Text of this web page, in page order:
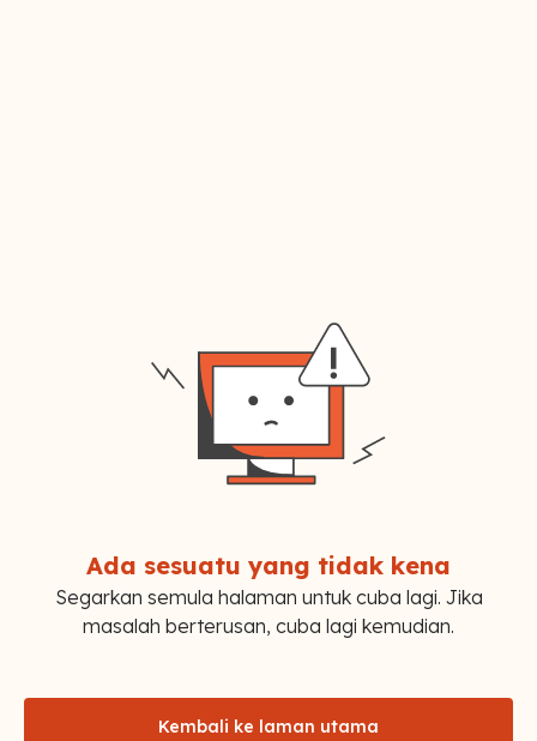
Ada sesuatu yang tidak kena
Segarkan semula halaman untuk cuba lagi. Jika
masalah berterusan, cuba lagi kemudian.
Kembali ke laman utama